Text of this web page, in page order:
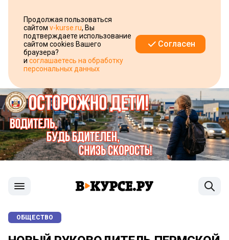
Продолжая пользоваться
сайтом v-kurse.ru, Вы
подтверждаете использование
сайтом cookies Вашего
браузера?
и соглашаетесь на обработку
персональных данных
Согласен
ОБЩЕСТВО